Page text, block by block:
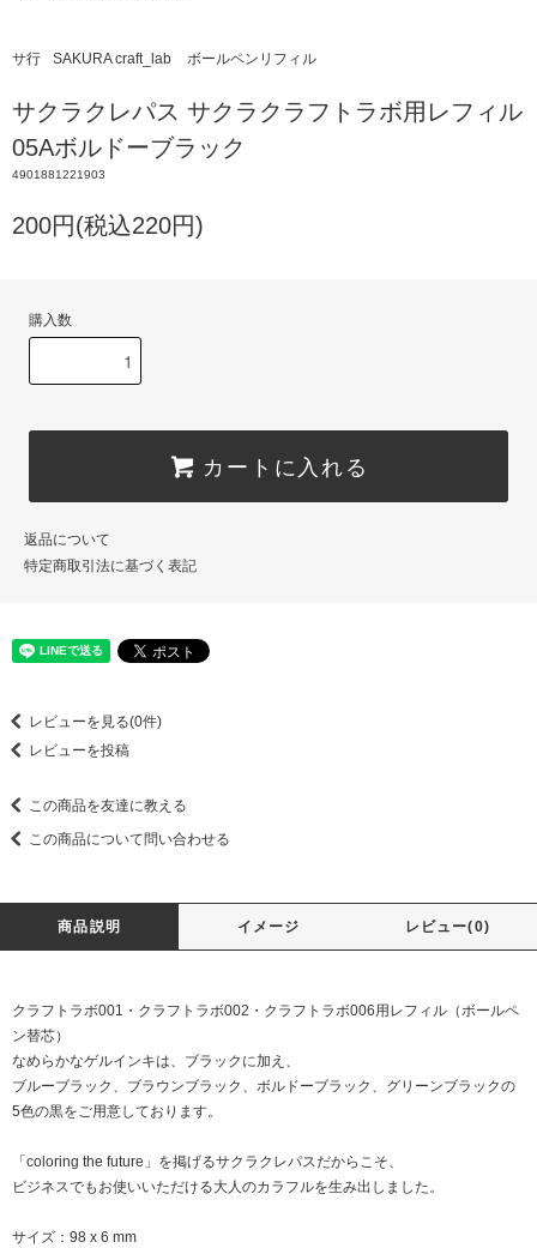
サ行 SAKURA craft_lab ボールペンリフィル
サクラクレパス サクラクラフトラボ用レフィル
05Aボルドーブラック
4901881221903
200円(税込220円)
購入数
カートに入れる
返品について
特定商取引法に基づく表記
レビューを見る(0件)
レビューを投稿
この商品を友達に教える
この商品について問い合わせる
商品説明 イメージ レビュー(0)
クラフトラボ001・クラフトラボ002・クラフトラボ006用レフィル（ボールペ
ン替芯）
なめらかなゲルインキは、ブラックに加え、
ブルーブラック、ブラウンブラック、ボルドーブラック、グリーンブラックの
5色の黒をご用意しております。
「coloring the future」を掲げるサクラクレパスだからこそ、
ビジネスでもお使いいただける大人のカラフルを生み出しました。
サイズ：98 x 6 mm